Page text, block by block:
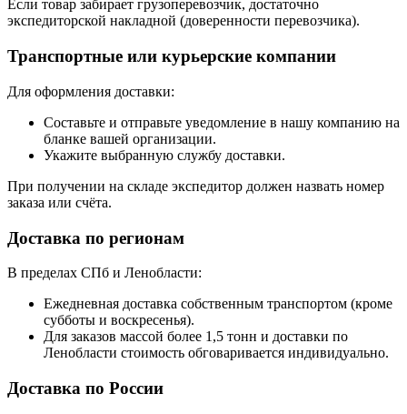
Если товар забирает грузоперевозчик, достаточно
экспедиторской накладной (доверенности перевозчика).
Транспортные или курьерские компании
Для оформления доставки:
Составьте и отправьте уведомление в нашу компанию на
бланке вашей организации.
Укажите выбранную службу доставки.
При получении на складе экспедитор должен назвать номер
заказа или счёта.
Доставка по регионам
В пределах СПб и Ленобласти:
Ежедневная доставка собственным транспортом (кроме
субботы и воскресенья).
Для заказов массой более 1,5 тонн и доставки по
Ленобласти стоимость обговаривается индивидуально.
Доставка по России